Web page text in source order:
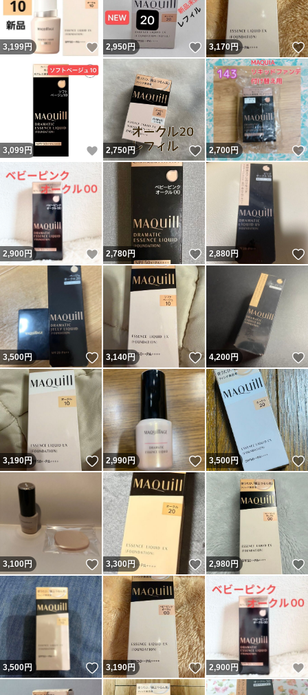
3,199円 いいね！
2,950円 いいね！
3,170円
3,099円 いいね！
2,750円 いいね！
2,700円
2,900 円 いいね！
2,780円 いいね！
2,880円
3,500円 いいね！
3,140円 いいね！
4,200円
3,190円 いいね！
2,990円 いいね！
3,500円
3,100円 いいね！
3,300 円 いいね！
2,980円
3,500円 いいね！
3,190円 いいね！
2,900 円